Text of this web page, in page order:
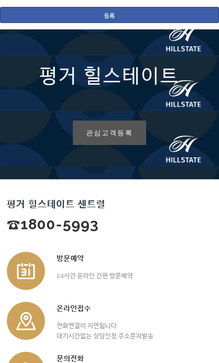
평거 힐스테이트
관심고객등록
평거 힐스테이트 센트럴
☎1800-5993
방문예약
24시간 온라인 간편 방문예약
온라인접수
전화연결이 지연됩니다.
대기시간없는 상담신청,주소문자발송
문의전화